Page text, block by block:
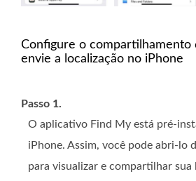
Configure o compartilhamento
envie a localização no iPhone
Passo 1.
O aplicativo Find My está pré-
iPhone. Assim, você pode abri-lo
para visualizar e compartilhar sua